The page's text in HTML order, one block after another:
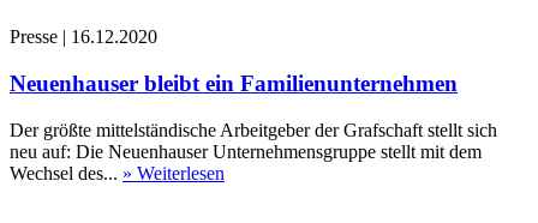
Presse | 16.12.2020
Neuenhauser bleibt ein Familienunternehmen
Der größte mittelständische Arbeitgeber der Grafschaft stellt sich
neu auf: Die Neuenhauser Unternehmensgruppe stellt mit dem
Wechsel des... » Weiterlesen